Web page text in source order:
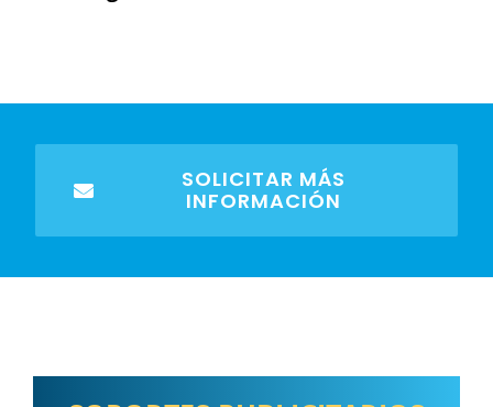
SOLICITAR MÁS
INFORMACIÓN